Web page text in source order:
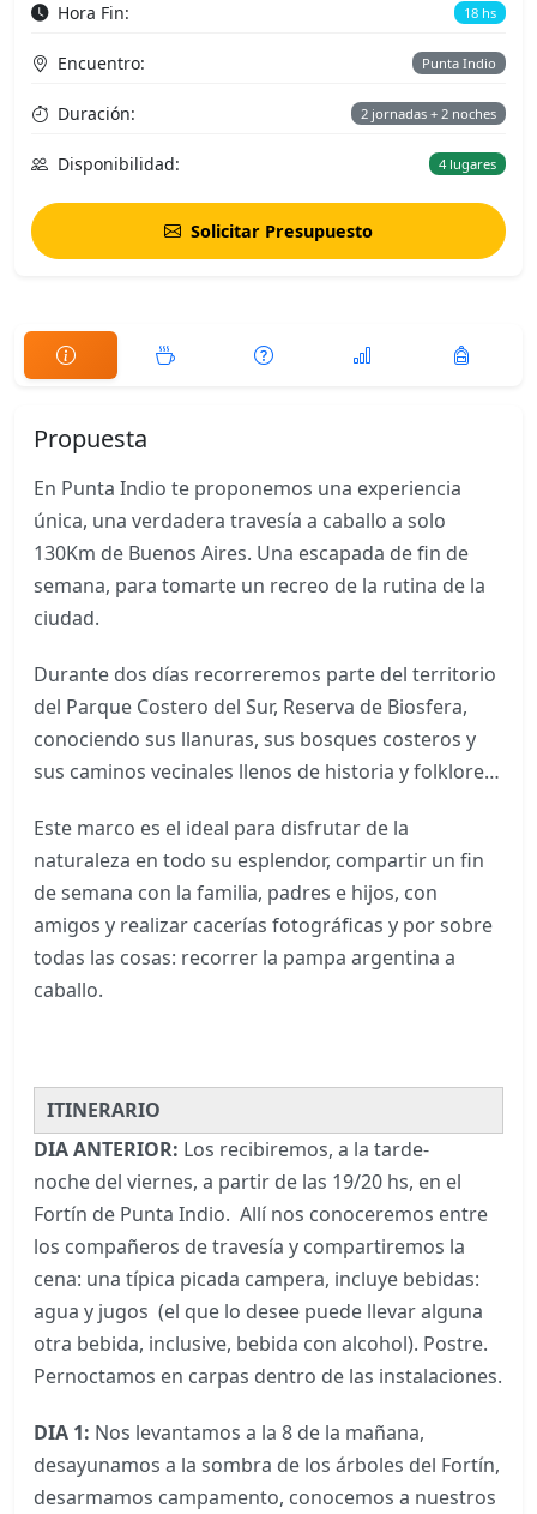
Hora Fin: 18 hs
Encuentro: Punta Indio
Duración: 2 jornadas + 2 noches
Disponibilidad: 4 lugares
Solicitar Presupuesto
Propuesta
En Punta Indio te proponemos una experiencia
única, una verdadera travesía a caballo a solo
130Km de Buenos Aires. Una escapada de fin de
semana, para tomarte un recreo de la rutina de la
ciudad.
Durante dos días recorreremos parte del territorio
del Parque Costero del Sur, Reserva de Biosfera,
conociendo sus llanuras, sus bosques costeros y
sus caminos vecinales llenos de historia y folklore…
Este marco es el ideal para disfrutar de la
naturaleza en todo su esplendor, compartir un fin
de semana con la familia, padres e hijos, con
amigos y realizar cacerías fotográficas y por sobre
todas las cosas: recorrer la pampa argentina a
caballo.
ITINERARIO
DIA ANTERIOR: Los recibiremos, a la tarde-
noche del viernes, a partir de las 19/20 hs, en el
Fortín de Punta Indio. Allí nos conoceremos entre
los compañeros de travesía y compartiremos la
cena: una típica picada campera, incluye bebidas:
agua y jugos (el que lo desee puede llevar alguna
otra bebida, inclusive, bebida con alcohol). Postre.
Pernoctamos en carpas dentro de las instalaciones.
DIA 1: Nos levantamos a la 8 de la mañana,
desayunamos a la sombra de los árboles del Fortín,
desarmamos campamento, conocemos a nuestros